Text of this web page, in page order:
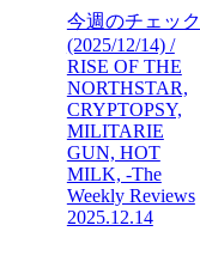
今週のチェック
(2025/12/14) /
RISE OF THE
NORTHSTAR,
CRYPTOPSY,
MILITARIE
GUN, HOT
MILK, -The
Weekly Reviews
2025.12.14